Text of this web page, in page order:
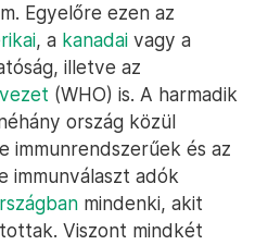
Egyelőre ezen az
, a kanadai vagy a
illetve az
(WHO) is. A harmadik
ország közül
immunrendszerűek és az
immunválaszt adók
mindenki, akit
Viszont mindkét